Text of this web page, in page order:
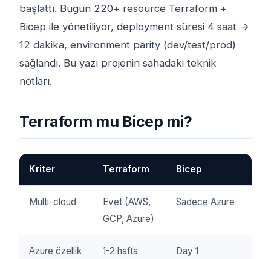
başlattı. Bugün 220+ resource Terraform +
Bicep ile yönetiliyor, deployment süresi 4 saat →
12 dakika, environment parity (dev/test/prod)
sağlandı. Bu yazı projenin sahadaki teknik
notları.
Terraform mu Bicep mi?
Kriter Terraform Bicep
Multi-cloud
Evet (AWS,
GCP, Azure)
Sadece Azure
Azure özellik
1-2 hafta
Day 1